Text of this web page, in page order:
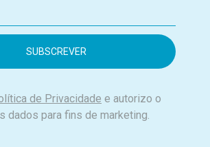
de Privacidade e autorizo o
dados para fins de marketing.